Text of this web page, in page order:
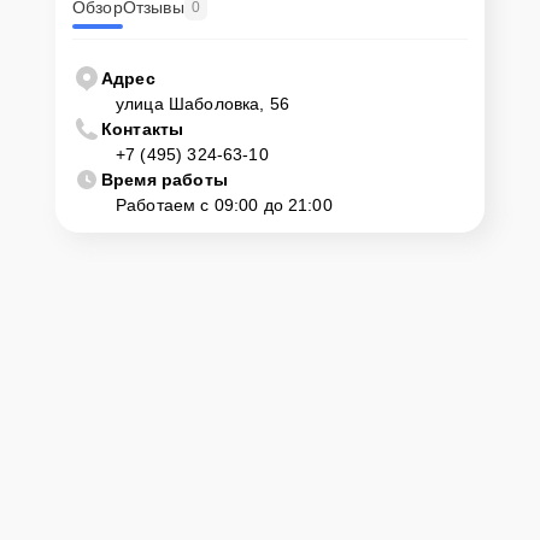
ОбзорОтзывы 0
Адрес
улица Шаболовка, 56
Контакты
+7 (495) 324-63-10
Время работы
Работаем с 09:00 до 21:00